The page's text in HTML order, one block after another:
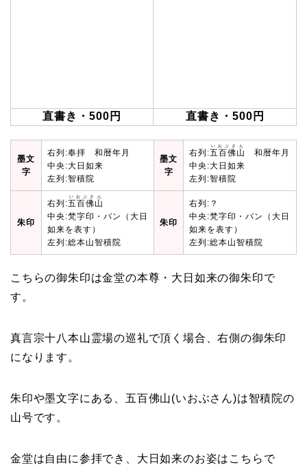
直書き・500円 直書き・500円
墨文
字
右列:奉拝 和暦年月
中央:大日如来
左列:智積院
墨文
字
右列:五百佛山
いおぶさん
和暦年月
中央:大日如来
左列:智積院
朱印
右列:五百佛山
いおぶさん
中央:梵字印・バン（大日
如来を表す）
左列:総本山智積院
朱印
右列:？
中央:梵字印・バン（大日
如来を表す）
左列:総本山智積院
こちらの御朱印は金堂の本尊・大日如来の御朱印で
す。
真言宗十八本山霊場の巡礼で頂く場合、右側の御朱印
になります。
朱印や墨文字にある、五百佛山(いおぶさん)は智積院の
山号です。
金堂は自由に参拝でき、大日如来のお姿はこちらで